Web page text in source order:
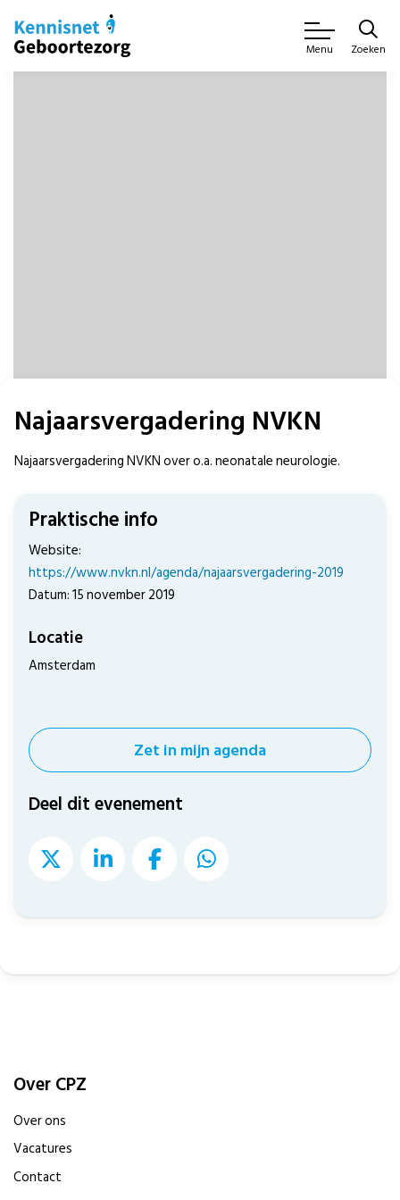
Menu Zoeken
Najaarsvergadering NVKN
Najaarsvergadering NVKN over o.a. neonatale neurologie.
Praktische info
Website:
https://www.nvkn.nl/agenda/najaarsvergadering-2019
Datum: 15 november 2019
Locatie
Amsterdam
Zet in mijn agenda
Deel dit evenement
Over CPZ
Over ons
Vacatures
Contact